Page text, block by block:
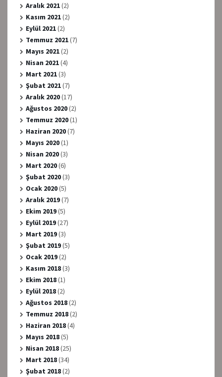
Aralık 2021(2)
Kasım 2021(2)
Eylül 2021(2)
Temmuz 2021(7)
Mayıs 2021(2)
Nisan 2021(4)
Mart 2021(3)
Şubat 2021(7)
Aralık 2020(17)
Ağustos 2020(2)
Temmuz 2020(1)
Haziran 2020(7)
Mayıs 2020(1)
Nisan 2020(3)
Mart 2020(6)
Şubat 2020(3)
Ocak 2020(5)
Aralık 2019(7)
Ekim 2019(5)
Eylül 2019(27)
Mart 2019(3)
Şubat 2019(5)
Ocak 2019(2)
Kasım 2018(3)
Ekim 2018(1)
Eylül 2018(2)
Ağustos 2018(2)
Temmuz 2018(2)
Haziran 2018(4)
Mayıs 2018(5)
Nisan 2018(25)
Mart 2018(34)
Şubat 2018(2)